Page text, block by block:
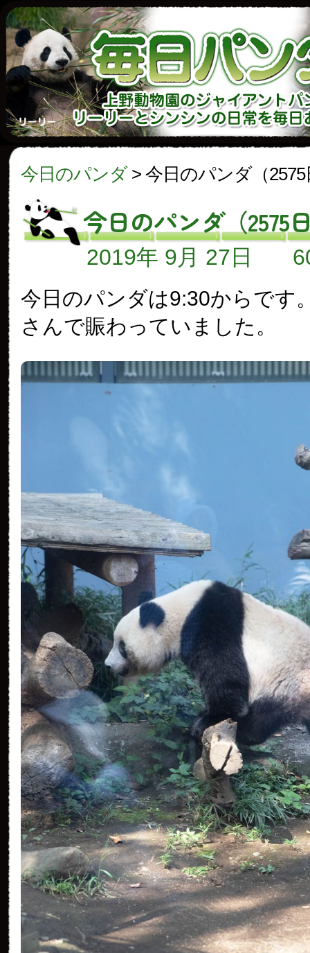
今日のパンダ> 今日のパンダ（2575
今日のパンダ（2575
2019年 9月 27日
今日のパンダは9:30からです
さんで賑わっていました。